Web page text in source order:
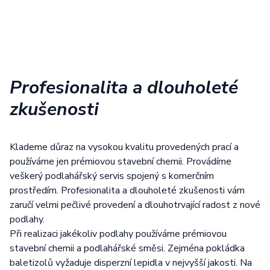
Profesionalita a dlouholeté
zkušenosti
Klademe důraz na vysokou kvalitu provedených prací a
používáme jen prémiovou stavební chemii. Provádíme
veškerý podlahářský servis spojený s komerčním
prostředím. Profesionalita a dlouholeté zkušenosti vám
zaručí velmi pečlivé provedení a dlouhotrvající radost z nové
podlahy.
Při realizaci jakékoliv podlahy používáme prémiovou
stavební chemii a podlahářské směsi. Zejména pokládka
baletizolů vyžaduje disperzní lepidla v nejvyšší jakosti. Na